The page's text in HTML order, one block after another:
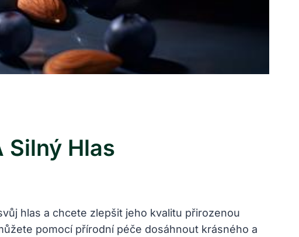
Silný Hlas
hlas a chcete zlepšit jeho kvalitu přirozenou
pomocí přírodní péče dosáhnout krásného a